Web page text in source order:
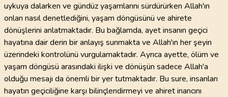
uykuya dalarken ve gündüz yaşamlarını sürdürürken Allah'ın
onları nasıl denetlediğini, yaşam döngüsünü ve ahirete
dönüşlerini anlatmaktadır. Bu bağlamda, ayet insanın geçici
hayatına dair derin bir anlayış sunmakta ve Allah'ın her şeyin
üzerindeki kontrolünü vurgulamaktadır. Ayrıca ayette, ölüm ve
yaşam döngüsü arasındaki ilişki ve dönüşün sadece Allah'a
olduğu mesajı da önemli bir yer tutmaktadır. Bu sure, insanları
hayatın geçiciliğine karşı bilinçlendirmeyi ve ahiret inancını